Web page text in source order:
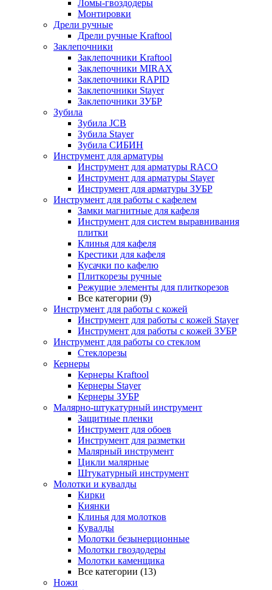
Ломы-гвоздодеры
Монтировки
Дрели ручные
Дрели ручные Kraftool
Заклепочники
Заклепочники Kraftool
Заклепочники MIRAX
Заклепочники RAPID
Заклепочники Stayer
Заклепочники ЗУБР
Зубила
Зубила JCB
Зубила Stayer
Зубила СИБИН
Инструмент для арматуры
Инструмент для арматуры RACO
Инструмент для арматуры Stayer
Инструмент для арматуры ЗУБР
Инструмент для работы с кафелем
Замки магнитные для кафеля
Инструмент для систем выравнивания
плитки
Клинья для кафеля
Крестики для кафеля
Кусачки по кафелю
Плиткорезы ручные
Режущие элементы для плиткорезов
Все категории (9)
Инструмент для работы с кожей
Инструмент для работы с кожей Stayer
Инструмент для работы с кожей ЗУБР
Инструмент для работы со стеклом
Стеклорезы
Кернеры
Кернеры Kraftool
Кернеры Stayer
Кернеры ЗУБР
Малярно-штукатурный инструмент
Защитные пленки
Инструмент для обоев
Инструмент для разметки
Малярный инструмент
Цикли малярные
Штукатурный инструмент
Молотки и кувалды
Кирки
Киянки
Клинья для молотков
Кувалды
Молотки безынерционные
Молотки гвоздодеры
Молотки каменщика
Все категории (13)
Ножи